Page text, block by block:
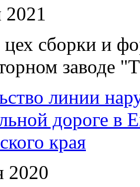
2021
сборки и
заводе
линии
дороге в
края
2020